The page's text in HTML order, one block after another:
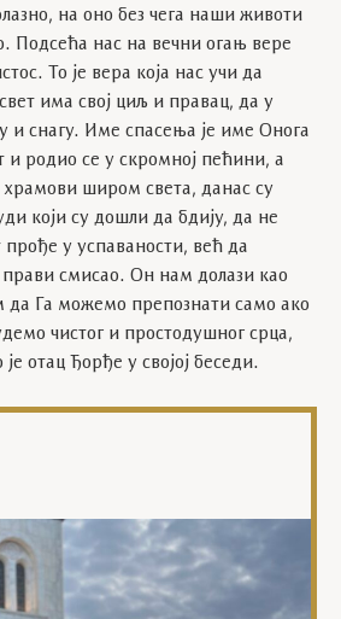
на оно без чега наши животи
Подсећа нас на вечни огањ вере
То је вера која нас учи да
има свој циљ и правац, да у
и снагу. Име спасења је име Онога
и родио се у скромној пећини, а
широм света, данас су
који су дошли да бдију, да не
у успаваности, већ да
смисао. Он нам долази као
да Га можемо препознати само ако
чистог и простодушног срца,
отац Ђорђе у својој беседи.